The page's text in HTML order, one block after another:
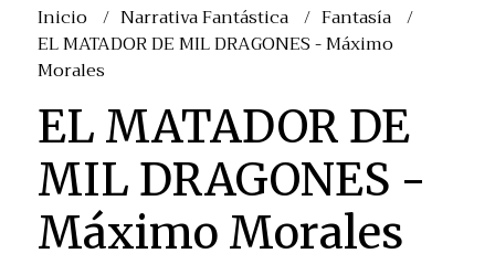
Inicio Narrativa Fantástica
Fantasía
EL MATADOR DE MIL DRAGONES - Máximo
Morales
EL MATADOR DE
MIL DRAGONES -
Máximo Morales